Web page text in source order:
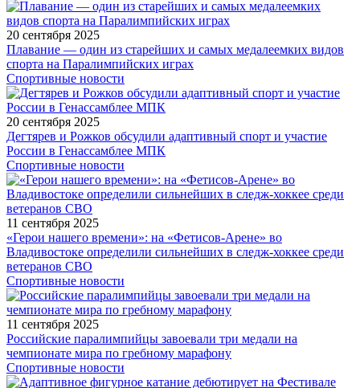
20 сентября 2025
Плавание — один из старейших и самых медалеемких видов
спорта на Паралимпийских играх
Спортивные новости
20 сентября 2025
Дегтярев и Рожков обсудили адаптивный спорт и участие
России в Генассамблее МПК
Спортивные новости
11 сентября 2025
«Герои нашего времени»: на «Фетисов-Арене» во
Владивостоке определили сильнейших в следж-хоккее среди
ветеранов СВО
Спортивные новости
11 сентября 2025
Российские паралимпийцы завоевали три медали на
чемпионате мира по гребному марафону
Спортивные новости